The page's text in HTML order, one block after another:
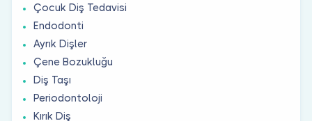
Çocuk Diş Tedavisi
Endodonti
Ayrık Dişler
Çene Bozukluğu
Diş Taşı
Periodontoloji
Kırık Diş